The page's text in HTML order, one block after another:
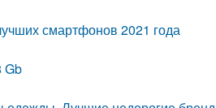
смартфонов 2021 года
Gb